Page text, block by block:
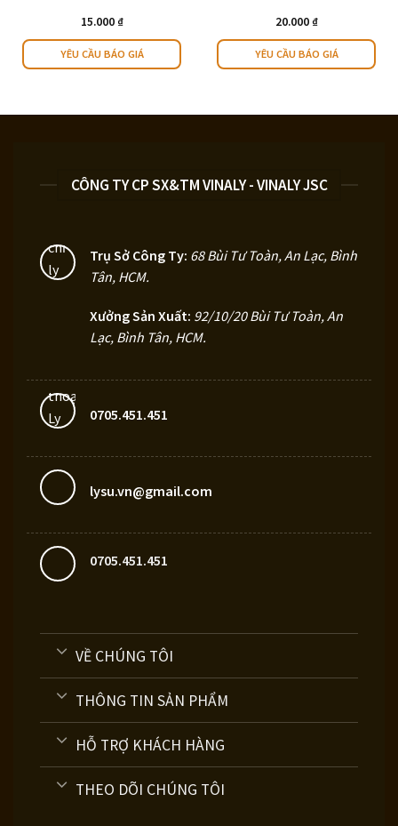
15.000 ₫
YÊU CẦU BÁO GIÁ
20.000 ₫
YÊU CẦU BÁO GIÁ
CÔNG TY CP SX&TM VINALY - VINALY JSC
Trụ Sở Công Ty: 68 Bùi Tư Toàn, An Lạc, Bình
Tân, HCM.
Xưởng Sản Xuất: 92/10/20 Bùi Tư Toàn, An
Lạc, Bình Tân, HCM.
0705.451.451
lysu.vn@gmail.com
0705.451.451
VỀ CHÚNG TÔI
THÔNG TIN SẢN PHẨM
HỖ TRỢ KHÁCH HÀNG
THEO DÕI CHÚNG TÔI